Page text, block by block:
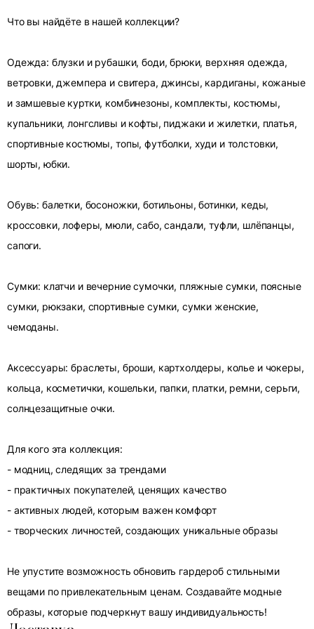
Что вы найдёте в нашей коллекции?
Одежда: блузки и рубашки, боди, брюки, верхняя одежда,
ветровки, джемпера и свитера, джинсы, кардиганы, кожаные
и замшевые куртки, комбинезоны, комплекты, костюмы,
купальники, лонгсливы и кофты, пиджаки и жилетки, платья,
спортивные костюмы, топы, футболки, худи и толстовки,
шорты, юбки.
Обувь: балетки, босоножки, ботильоны, ботинки, кеды,
кроссовки, лоферы, мюли, сабо, сандали, туфли, шлёпанцы,
сапоги.
Сумки: клатчи и вечерние сумочки, пляжные сумки, поясные
сумки, рюкзаки, спортивные сумки, сумки женские,
чемоданы.
Аксессуары: браслеты, броши, картхолдеры, колье и чокеры,
кольца, косметички, кошельки, папки, платки, ремни, серьги,
солнцезащитные очки.
Для кого эта коллекция:
- модниц, следящих за трендами
- практичных покупателей, ценящих качество
- активных людей, которым важен комфорт
- творческих личностей, создающих уникальные образы
Не упустите возможность обновить гардероб стильными
вещами по привлекательным ценам. Создавайте модные
образы, которые подчеркнут вашу индивидуальность!